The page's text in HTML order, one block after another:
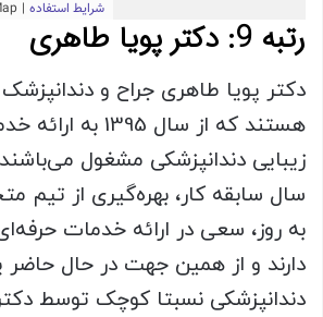
رتبه 9: دکتر پویا طاهری
دکتر پویا طاهری جراح و دندانپزشک
هستند که از سال
زیبایی دندانپزشکی مشغول
سال سابقه کار، بهره‌گیری از
به روز، سعی در ارائه خدمات حرفه‌ای
دارند و از همین جهت در حال حاضر
دندانپزشکی نسبتا کوچک توسط